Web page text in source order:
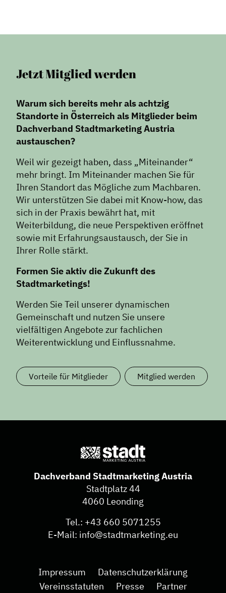
Jetzt Mitglied werden
Warum sich bereits mehr als achtzig
Standorte in Österreich als Mitglieder beim
Dachverband Stadtmarketing Austria
austauschen?
Weil wir gezeigt haben, dass „Miteinander“
mehr bringt. Im Miteinander machen Sie für
Ihren Standort das Mögliche zum Machbaren.
Wir unterstützen Sie dabei mit Know-how, das
sich in der Praxis bewährt hat, mit
Weiterbildung, die neue Perspektiven eröffnet
sowie mit Erfahrungsaustausch, der Sie in
Ihrer Rolle stärkt.
Formen Sie aktiv die Zukunft des
Stadtmarketings!
Werden Sie Teil unserer dynamischen
Gemeinschaft und nutzen Sie unsere
vielfältigen Angebote zur fachlichen
Weiterentwicklung und Einflussnahme.
Vorteile für Mitglieder Mitglied werden
Dachverband Stadtmarketing Austria
Stadtplatz 44
4060 Leonding
Tel.: +43 660 5071255
E-Mail: info@stadtmarketing.eu
Impressum
Datenschutzerklärung
Vereinsstatuten
Presse Partner